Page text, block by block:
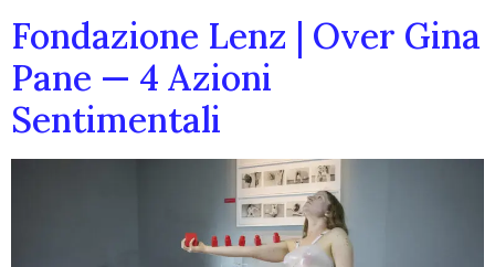
Fondazione Lenz | Over Gina
Pane — 4 Azioni
Sentimentali